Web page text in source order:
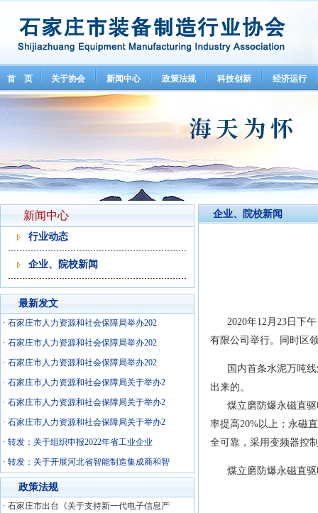
首 页 关于协会 新闻中心 政策法规 科技创新 经济运行
新闻中心
行业动态
企业、院校新闻
最新发文
· 石家庄市人力资源和社会保障局举办202
· 石家庄市人力资源和社会保障局举办202
· 石家庄市人力资源和社会保障局举办202
· 石家庄市人力资源和社会保障局关于举办2
· 石家庄市人力资源和社会保障局关于举办2
· 石家庄市人力资源和社会保障局关于举办2
· 转发：关于组织申报2022年省工业企业
· 转发：关于开展河北省智能制造集成商和智
政策法规
· 石家庄市出台《关于支持新一代电子信息产
企业、院校新闻
2020年12月23日下午
有限公司举行。同时区
国内首条水泥万吨线
出来的。
煤立磨防爆永磁直驱
率提高20%以上；永磁
全可靠，采用变频器控
煤立磨防爆永磁直驱